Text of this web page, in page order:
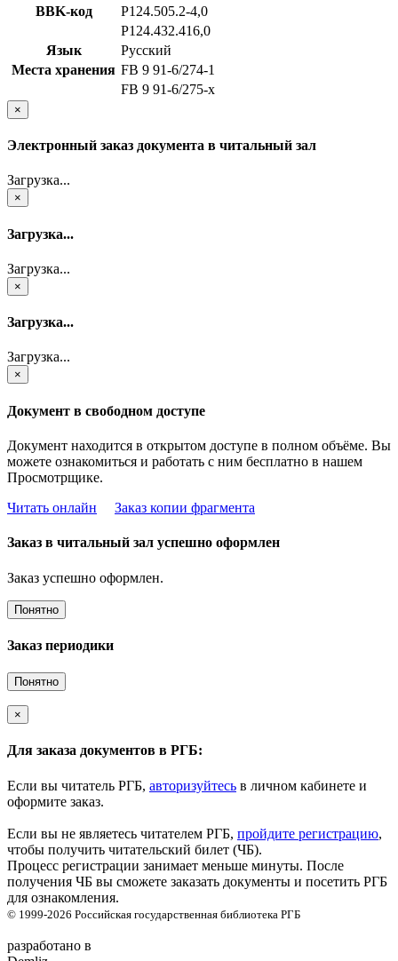
BBK-код
Р124.505.2-4,0
Р124.432.416,0
Язык
Русский
Места хранения FB 9 91-6/274-1
FB 9 91-6/275-x
×
Электронный заказ документа в читальный зал
Загрузка...
×
Загрузка...
Загрузка...
×
Загрузка...
Загрузка...
×
Документ в свободном доступе
Документ находится в открытом доступе в полном объёме. Вы
можете ознакомиться и работать с ним бесплатно в нашем
Просмотрщике.
Читать онлайн
Заказ копии фрагмента
Заказ в читальный зал успешно оформлен
Заказ успешно оформлен.
Понятно
Заказ периодики
Понятно
×
Для заказа документов в РГБ:
Если вы читатель РГБ, авторизуйтесь в личном кабинете и
оформите заказ.
Если вы не являетесь читателем РГБ, пройдите регистрацию,
чтобы получить читательский билет (ЧБ).
Процесс регистрации занимает меньше минуты. После
получения ЧБ вы сможете заказать документы и посетить РГБ
для ознакомления.
© 1999-2026 Российская государственная библиотека РГБ
разработано в